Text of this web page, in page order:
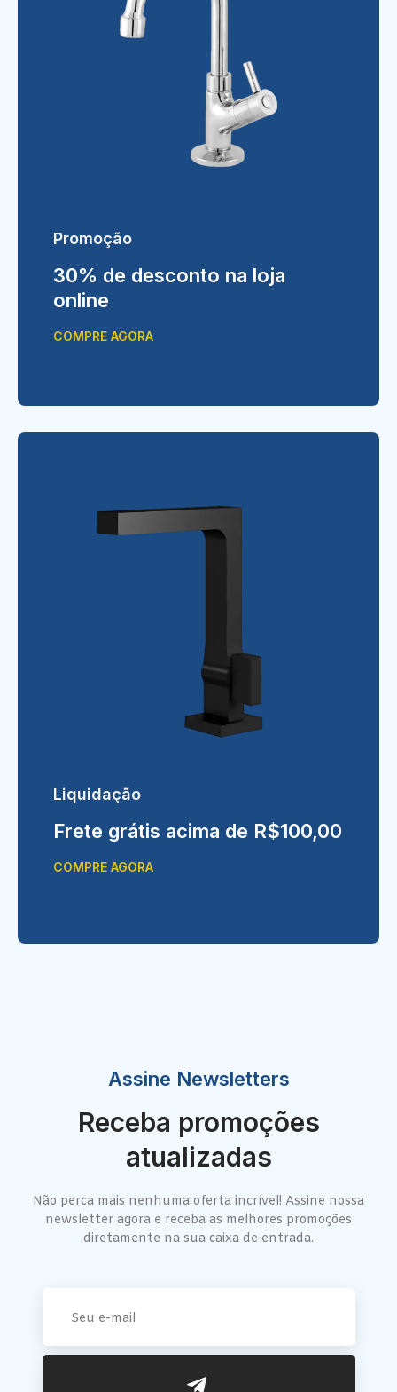
Promoção
30% de desconto na loja
online
COMPRE AGORA
Liquidação
Frete grátis acima de R$100,00
COMPRE AGORA
Assine Newsletters
Receba promoções
atualizadas
Não perca mais nenhuma oferta incrível! Assine nossa
newsletter agora e receba as melhores promoções
diretamente na sua caixa de entrada.